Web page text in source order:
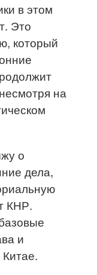
в этом
Это
который
на
о
дела,
КНР.
и